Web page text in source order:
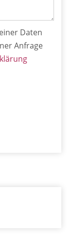
Daten
Anfrage